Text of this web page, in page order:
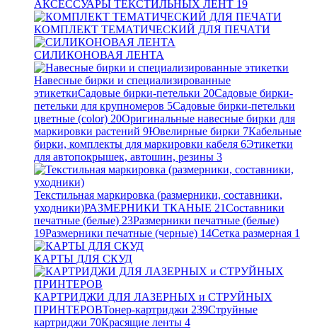
АКСЕССУАРЫ ТЕКСТИЛЬНЫХ ЛЕНТ 19
КОМПЛЕКТ ТЕМАТИЧЕСКИЙ ДЛЯ ПЕЧАТИ
СИЛИКОНОВАЯ ЛЕНТА
Навесные бирки и специализированные
этикеткиСадовые бирки-петельки 20Садовые бирки-
петельки для крупномеров 5Садовые бирки-петельки
цветные (color) 20Оригинальные навесные бирки для
маркировки растений 9Ювелирные бирки 7Кабельные
бирки, комплекты для маркировки кабеля 6Этикетки
для автопокрышек, автошин, резины 3
Текстильная маркировка (размерники, составники,
уходники)РАЗМЕРНИКИ ТКАНЫЕ 21Составники
печатные (белые) 23Размерники печатные (белые)
19Размерники печатные (черные) 14Сетка размерная 1
КАРТЫ ДЛЯ СКУД
КАРТРИДЖИ ДЛЯ ЛАЗЕРНЫХ и СТРУЙНЫХ
ПРИНТЕРОВТонер-картриджи 239Струйные
картриджи 70Красящие ленты 4